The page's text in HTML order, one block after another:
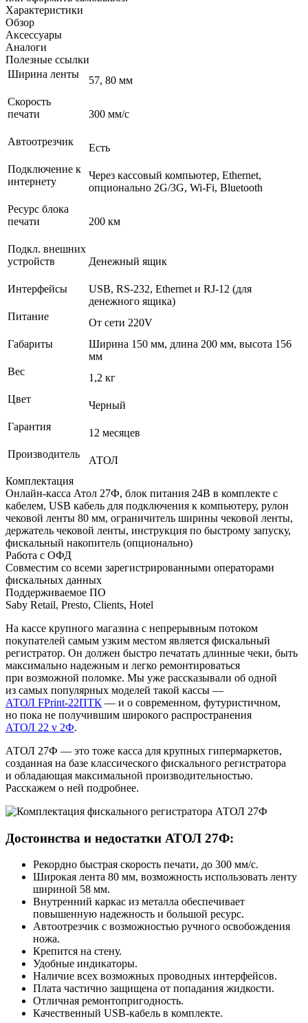
Характеристики
Обзор
Аксессуары
Аналоги
Полезные ссылки
Ширина ленты
57, 80 мм
Скорость
печати
300 мм/с
Автоотрезчик
Есть
Подключение к
интернету
Через кассовый компьютер, Ethernet,
опционально 2G/3G, Wi-Fi, Bluetooth
Ресурс блока
печати
200 км
Подкл. внешних
устройств
Денежный ящик
Интерфейсы
USB, RS-232, Ethernet и RJ-12 (для
денежного ящика)
Питание
От сети 220V
Габариты
Ширина 150 мм, длина 200 мм, высота 156
мм
Вес
1,2 кг
Цвет
Черный
Гарантия
12 месяцев
Производитель
АТОЛ
Комплектация
Онлайн-касса Атол 27Ф, блок питания 24В в комплекте с
кабелем, USB кабель для подключения к компьютеру, рулон
чековой ленты 80 мм, ограничитель ширины чековой ленты,
держатель чековой ленты, инструкция по быстрому запуску,
фискальный накопитель (опционально)
Работа с ОФД
Совместим со всеми зарегистрированными операторами
фискальных данных
Поддерживаемое ПО
Saby Retail, Presto, Clients, Hotel
На кассе крупного магазина с непрерывным потоком
покупателей самым узким местом является фискальный
регистратор. Он должен быстро печатать длинные чеки, быть
максимально надежным и легко ремонтироваться
при возможной поломке. Мы уже рассказывали об одной
из самых популярных моделей такой кассы —
АТОЛ FPrint‑22ПТК — и о современном, футуристичном,
но пока не получившим широкого распространения
АТОЛ 22 v 2Ф.
АТОЛ 27Ф — это тоже касса для крупных гипермаркетов,
созданная на базе классического фискального регистратора
и обладающая максимальной производительностью.
Расскажем о ней подробнее.
Достоинства и недостатки АТОЛ 27Ф:
Рекордно быстрая скорость печати, до 300 мм/с.
Широкая лента 80 мм, возможность использовать ленту
шириной 58 мм.
Внутренний каркас из металла обеспечивает
повышенную надежность и большой ресурс.
Автоотрезчик с возможностью ручного освобождения
ножа.
Крепится на стену.
Удобные индикаторы.
Наличие всех возможных проводных интерфейсов.
Плата частично защищена от попадания жидкости.
Отличная ремонтопригодность.
Качественный USB‑кабель в комплекте.